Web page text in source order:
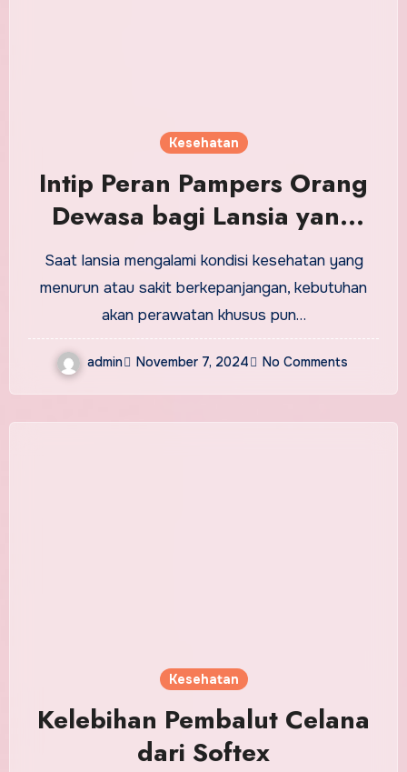
Kesehatan
Intip Peran Pampers Orang
Dewasa bagi Lansia yang
Sedang Sakit
Saat lansia mengalami kondisi kesehatan yang
menurun atau sakit berkepanjangan, kebutuhan
akan perawatan khusus pun…
admin November 7, 2024 No Comments
Kesehatan
Kelebihan Pembalut Celana
dari Softex